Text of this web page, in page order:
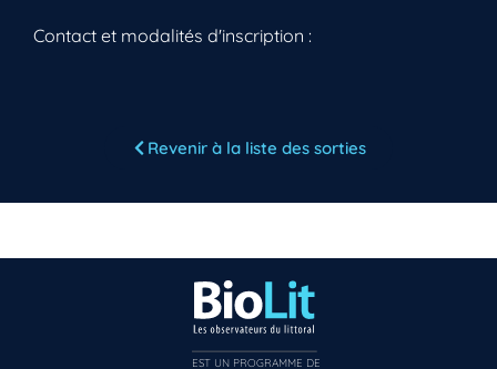
Contact et modalités d'inscription :
Revenir à la liste des sorties
Vous n’êtes pas encore inscrit à Biolit ?
Inscrivez-vous dès maintenant